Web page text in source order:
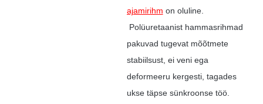
ajamirihm on oluline.
Polüuretaanist hammasrihmad
pakuvad tugevat mõõtmete
stabiilsust, ei veni ega
deformeeru kergesti, tagades
ukse täpse sünkroonse töö.